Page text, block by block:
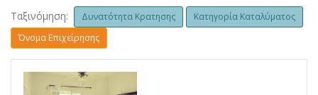
Ταξινόμηση: Δυνατότητα Κρατησης
Κατηγορία Καταλύματος
Όνομα Επιχείρησης